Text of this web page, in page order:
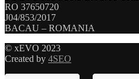
RO 37650720
J04/853/2017
BACAU – ROMANIA
© xEVO 2023
Created by 4SEO